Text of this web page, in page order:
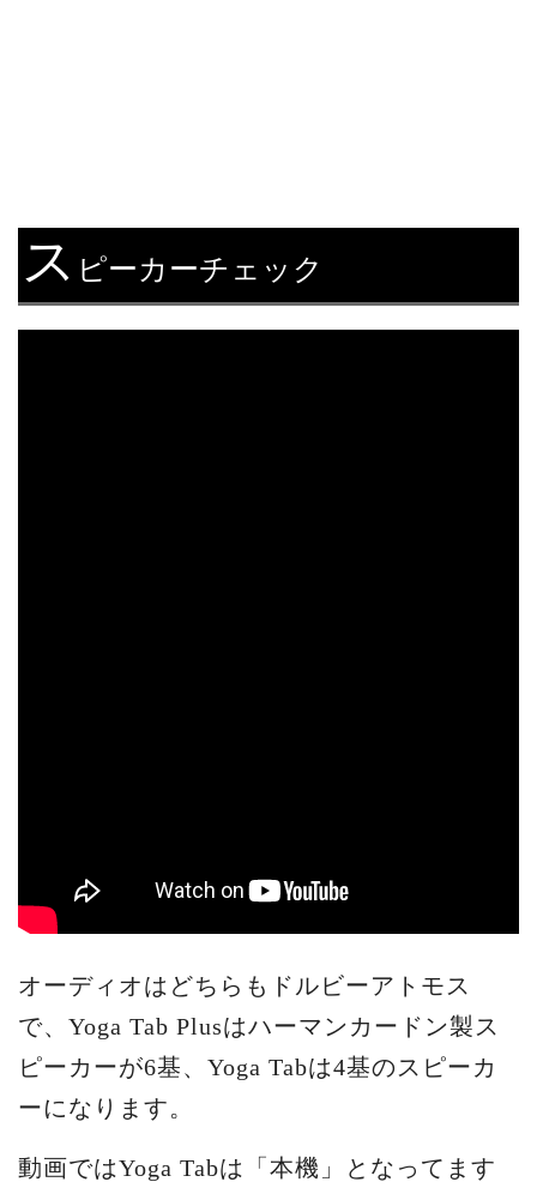
ス ピーカーチェック
オーディオはどちらもドルビーアトモス
で、Yoga Tab Plusはハーマンカードン製ス
ピーカーが6基、Yoga Tabは4基のスピーカ
ーになります。
動画ではYoga Tabは「本機」となってます